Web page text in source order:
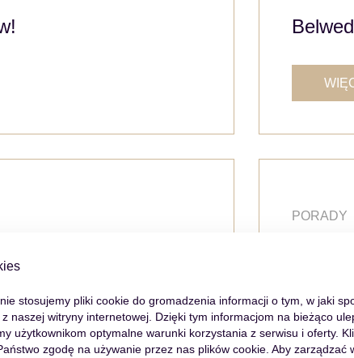
wynajmowania
PORADY
stosujemy pliki cookie do gromadzenia informacji o tym, w jaki
naszej witryny internetowej. Dzięki tym informacjom na bieżąco
użytkownikom optymalne warunki korzystania z serwisu i oferty.
zgodę na używanie przez nas plików cookie. Aby zarządzać